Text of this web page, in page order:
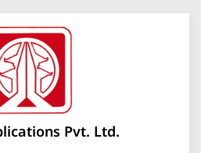
Pvt. Ltd.